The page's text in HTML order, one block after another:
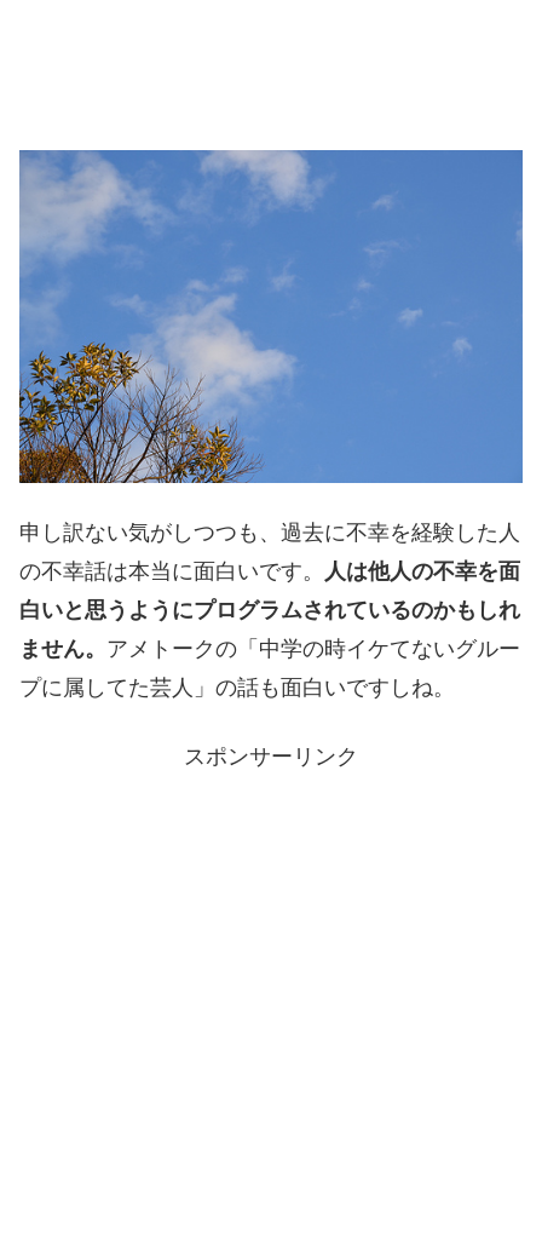
申し訳ない気がしつつも、過去に不幸を経験した人
の不幸話は本当に面白いです。 人は他人の不幸を面
白いと思うようにプログラムされているのかもしれ
ません。 アメトークの「中学の時イケてないグルー
プに属してた芸人」の話も面白いですしね。
スポンサーリンク